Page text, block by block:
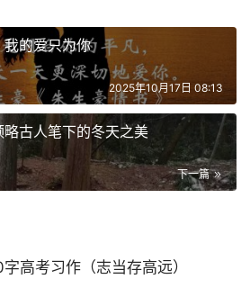
我的爱只为你
2025年10月17日 08:13
古人笔下的冬天之美
下一篇
高考习作（志当存高远）